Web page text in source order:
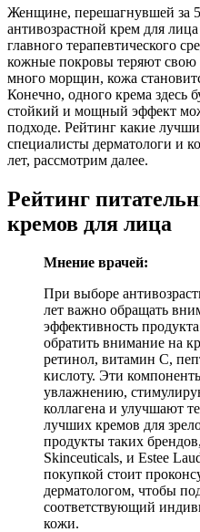
Женщине, перешагнувшей за
антивозрастной крем для
главного терапевтического
кожные покровы теряют свою
много морщин, кожа
Конечно, одного крема здесь
стойкий и мощный эффект
подходе. Рейтинг какие
специалисты дерматологи и
лет, рассмотрим далее.
Рейтинг
кремов для лица
Мнение врачей:
При выборе
лет важно обращать
эффективность
обратить внимание на
ретинол, витамин С,
кислоту. Эти
увлажнению,
коллагена и улучшают
лучших кремов для
продукты таких
Skinceuticals, и Estee
покупкой стоит
дерматологом, чтобы
соответствующий
кожи.